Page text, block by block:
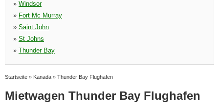
» Windsor
» Fort Mc Murray
» Saint John
» St Johns
» Thunder Bay
Startseite » Kanada » Thunder Bay Flughafen
Mietwagen Thunder Bay Flughafen